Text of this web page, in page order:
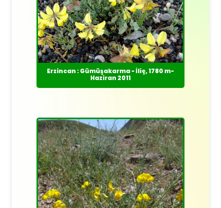
Erzincan : Gümüşakarma - İliç, 1780 m-
Haziran 2011